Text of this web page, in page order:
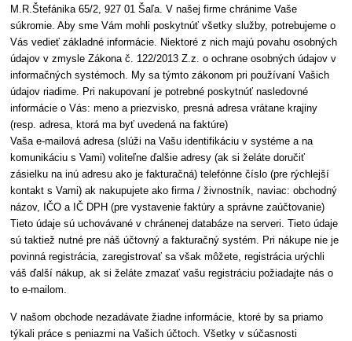
M.R.Štefánika 65/2, 927 01 Šaľa. V našej firme chránime Vaše
súkromie. Aby sme Vám mohli poskytnúť všetky služby, potrebujeme o
Vás vedieť základné informácie. Niektoré z nich majú povahu osobných
údajov v zmysle Zákona č. 122/2013 Z.z. o ochrane osobných údajov v
informačných systémoch. My sa týmto zákonom pri používaní Vašich
údajov riadime. Pri nakupovaní je potrebné poskytnúť nasledovné
informácie o Vás: meno a priezvisko, presná adresa vrátane krajiny
(resp. adresa, ktorá ma byť uvedená na faktúre)
Vaša e-mailová adresa (slúži na Vašu identifikáciu v systéme a na
komunikáciu s Vami) voliteľne ďalšie adresy (ak si želáte doručiť
zásielku na inú adresu ako je fakturačná) telefónne číslo (pre rýchlejší
kontakt s Vami) ak nakupujete ako firma / živnostník, naviac: obchodný
názov, IČO a IČ DPH (pre vystavenie faktúry a správne zaúčtovanie)
Tieto údaje sú uchovávané v chránenej databáze na serveri. Tieto údaje
sú taktiež nutné pre náš účtovný a fakturačný systém. Pri nákupe nie je
povinná registrácia, zaregistrovať sa však môžete, registrácia urýchli
váš ďalší nákup, ak si želáte zmazať vašu registráciu požiadajte nás o
to e-mailom.
V našom obchode nezadávate žiadne informácie, ktoré by sa priamo
týkali práce s peniazmi na Vašich účtoch. Všetky v súčasnosti